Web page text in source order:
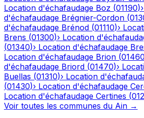
Location d'échafaudage Boz (01190)›
d'échafaudage Brégnier-Cordon (
d'échafaudage Brénod (01110)›
Brens (01300)› Location
(01340)› Location d'échafaudage
Location d'échafaudage Brion (01460
d'échafaudage Briord (01470)›
Buellas (01310)› Location
(01430)› Location d'échafaudage
Location d'échafaudage Certines (
Voir toutes les communes du Ain →